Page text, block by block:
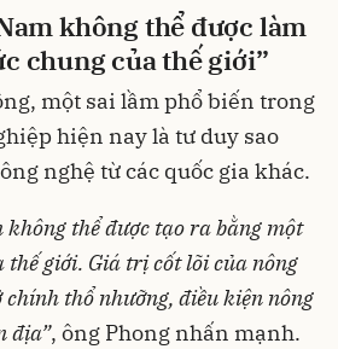
khôngthể được làm
chungcủathếgiới”
một sai lầm phổ biến trong
hiện nay là tư duy sao
nghệ từ các quốc gia khác.
không thểđược tạorabằngmột
thếgiới. Giá trịcốtlõicủanông
chính thổnhưỡng, điềukiệnnông
địa”, ông Phong nhấn mạnh.